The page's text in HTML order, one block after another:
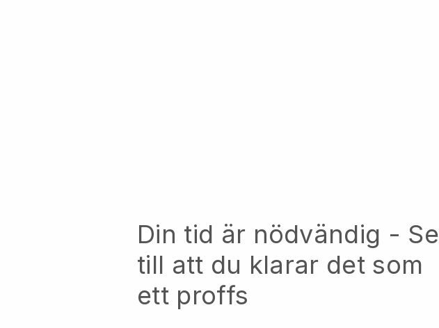
Din tid är nödvändig - Se
till att du klarar det som
ett proffs